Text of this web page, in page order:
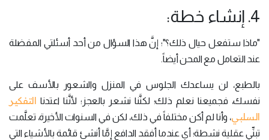
4. إنشاء خطة:
"ماذا ستفعل حيال ذلك؟"؛ إنَّ هذا السؤال من أحد أسئلتي المفضلة
عند التعامل مع المحن أيضاً.
بالطبع، لن يساعدك الجلوس في المنزل والشعور بالأسف على
نفسك، فجميعنا نعلم ذلك؛ لكنَّنا نشعر بالعجز؛ لأنَّنا اعتدنا التفكير
السلبي، وأنا لم أكن مختلفاً في ذلك، لكن في السنوات الأخيرة، تعلَّمت
تبنِّي عقلية نشطة؛ أي عندما أفقد الدافع إمَّا أنشئ قائمة بالأشياء التي